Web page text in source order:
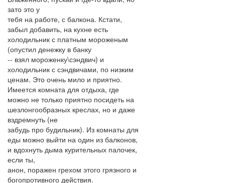
зато это у
тебя на работе, с балкона. Кстати,
забыл добавить, на кухне есть
холодильник с платным мороженым
(опустил денежку в банку
-- взял мороженку\сэндвич) и
холодильник с сэндвичами, по низким
ценам. Это очень мило и приятно.
Имеется комната для отдыха, где
можно не только приятно посидеть на
шезлонгообразных креслах, но и даже
вздремнуть (не
забудь про будильник). Из комнаты для
еды можно выйти на один из балконов,
и вдохнуть дыма курительных палочек,
если ты,
анон, поражен грехом этого грязного и
богопротивного действия.